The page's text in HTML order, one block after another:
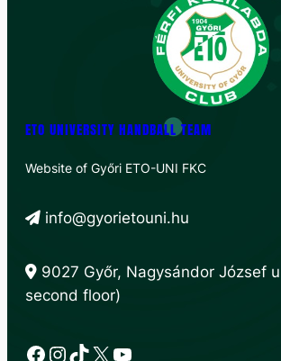
ETO UNIVERSITY HANDBALL TEAM
Website of Győri ETO-UNI FKC
info@gyorietouni.hu
9027 Győr, Nagysándor József
second floor)
Facebook
Instagram
TikTok
X YouTube